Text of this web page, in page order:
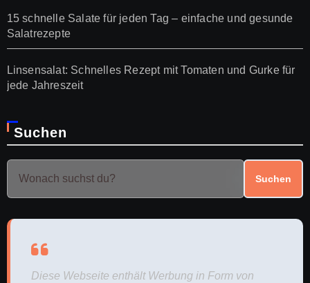
15 schnelle Salate für jeden Tag – einfache und gesunde
Salatrezepte
Linsensalat: Schnelles Rezept mit Tomaten und Gurke für
jede Jahreszeit
Suchen
Suchen
Diese Webseite enthält Werbung in Form von